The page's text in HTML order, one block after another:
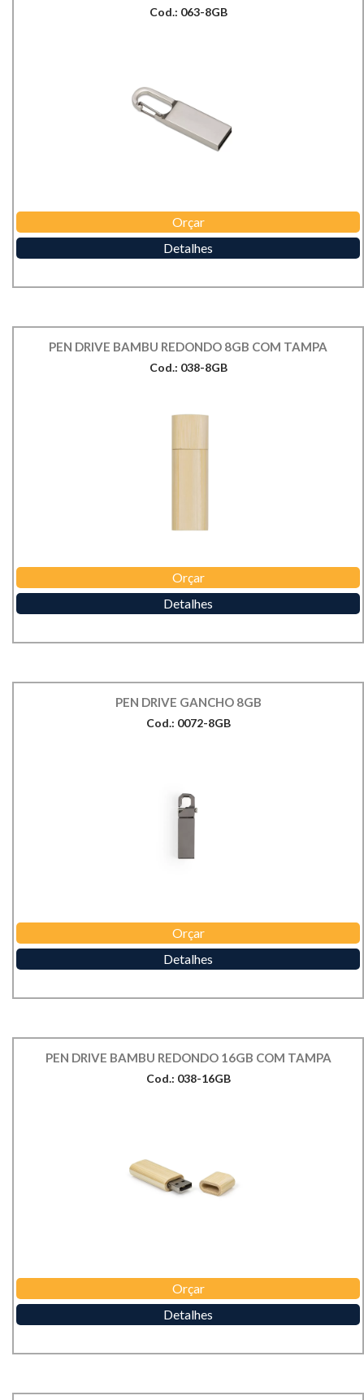
Cod.: 063-8GB
Orçar
Detalhes
PEN DRIVE BAMBU REDONDO 8GB COM TAMPA
Cod.: 038-8GB
Orçar
Detalhes
PEN DRIVE GANCHO 8GB
Cod.: 0072-8GB
Orçar
Detalhes
PEN DRIVE BAMBU REDONDO 16GB COM TAMPA
Cod.: 038-16GB
Orçar
Detalhes